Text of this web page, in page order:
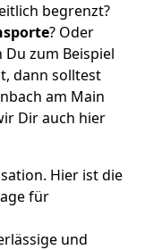
begrenzt?
? Oder
Du zum Beispiel
dann solltest
am Main
Dir auch hier
Hier ist die
für
und